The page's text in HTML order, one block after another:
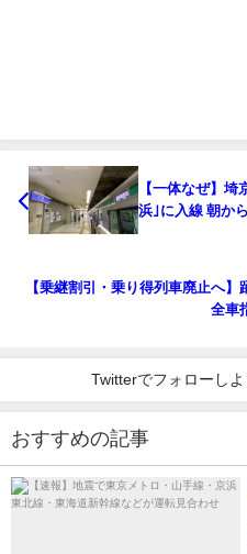
【一体なぜ】埼
浜｣に入線 朝か
【乗継割引・乗り得列車廃止へ】
全車
Twitterでフォローしよ
おすすめの記事